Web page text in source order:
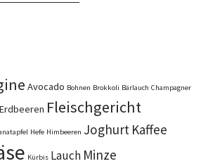
Avocado Bohnen Brokkoli Bärlauch Champagner
Erdbeeren Fleischgericht
Hefe Himbeeren Joghurt Kaffee
Kürbis Lauch Minze